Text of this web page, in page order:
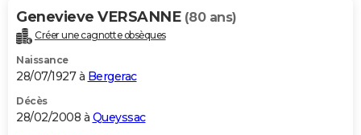
Genevieve VERSANNE (80 ans)
Créer une cagnotte obsèques
Naissance
28/07/1927 à Bergerac
Décès
28/02/2008 à Queyssac